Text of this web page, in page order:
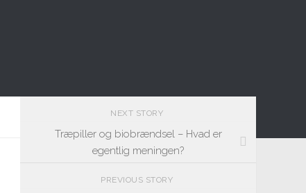
NEXT STORY
Træpiller og biobrændsel – Hvad er
egentlig meningen?
PREVIOUS STORY